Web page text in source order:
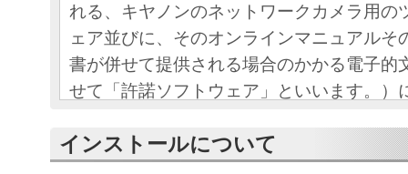
れる、キヤノンのネットワークカメラ用の
ェア並びに、そのオンラインマニュアルそ
書が併せて提供される場合のかかる電子的
せて「許諾ソフトウェア」といいます。）
間の法的な契約です。「許諾ソフトウェア
インストールについて